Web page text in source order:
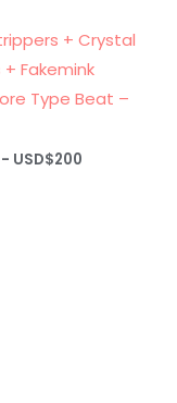
+ Crystal
Fakemink
Type Beat –
- USD$200Rango